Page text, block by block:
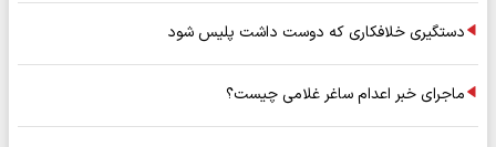
دستگیری خلافکاری که دوست داشت پلیس شود
ماجرای خبر اعدام ساغر غلامی چیست؟